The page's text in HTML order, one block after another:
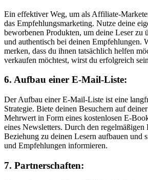
Ein effektiver Weg, um als Affiliate-
das Empfehlungsmarketing. Nutze deine
beworbenen Produkten, um deine Leser zu
und authentisch bei deinen Empfehlungen.
merken, dass du ihnen tatsächlich helfen
verkaufen möchtest, wirst du erfolgreich
6. Aufbau einer E-Mail-Liste:
Der Aufbau einer E-Mail-Liste ist eine
Strategie. Biete deinen Besuchern auf
Mehrwert in Form eines kostenlosen E-
eines Newsletters. Durch den
Beziehung zu deinen Lesern aufbauen und
und Empfehlungen informieren.
7. Partnerschaften: